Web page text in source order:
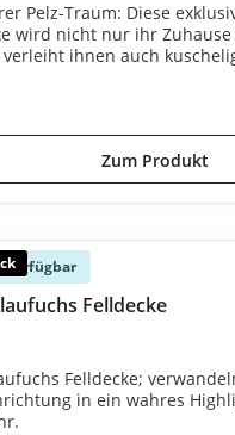
Pelz-Traum: Diese
wird nicht nur ihr
ihnen auch
Zum Produkt
verfügbar
Felldecke
Felldecke;
in ein wahres